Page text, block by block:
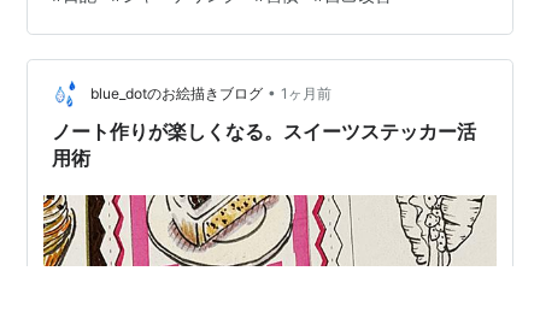
いような行動をとるようになったということ 心の中でバ
カにしていたようなことが やってみると意外と楽しいこ
とに気がつけたことを色々と話してました すると 「ネタ
を探すラジオパーソナリティみたいだな」 と言われまし
た 帰宅途中でふと友人の発言を思い返してたら 日記で生
活が変わるってこれな…
blue_dotのお絵描きブログ • 1ヶ月前
ノート作りが楽しくなる。スイーツステッカー活
用術